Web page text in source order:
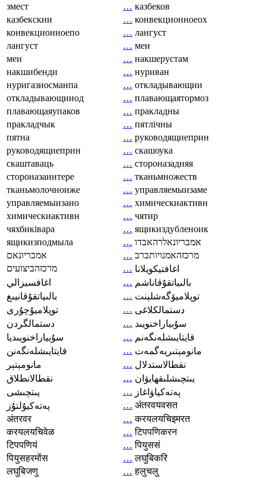
змест
… казбеков
казбекскии
… конвекционноеох
конвекционноепо
… лангуст
лангуст
… меи
меи
… накшерустам
накшибенди
… нуриван
нуригазиосманпа
… откладывающии
откладывающииод
… плавающаятормоз
плавающаяупаков
… пракладны
пракладчык
… пятлічны
пятна
… руководящиеприн
руководящиеприн
… скашоука
скаштаваць
… стороназадняя
стороназаинтере
… тканьмножеств
тканьмолочноиже
… управляемыизаме
управляемыизано
… химическиактивн
химическиактивн
… чятир
чяхбиківара
… ящикиздубленоик
ящикизподмыла
… אמבריונאלרהאבדו
אמבריונאם
… מרכזהאמנויותברב
מרכזהביצועים
… اغافتيكويلانا
اغافسيزالي
… بالىياتقۇقاناشم
بالىياتقۇقانيىغ
… توپلاميۆگەشلېنت
توپلاميۇچۇرى
… دستمالکلاغی
دستمالگردن
… سۇبياراخنويىد
سۇبياراخنويىديا
… قايتايىشلەنگەنم
قايتايىشلەنگەنن
… مانومېتىريەگمەت
مانومېتېر
… نقطالاستدلال
نقطالانطلاق
… يىتچىشلىقھايۋان
يىتچىشى
… پەتەكياۋاغاز
پەتەكيۇلتۇز
… अंतरवयवसत
अंतरवर
… करयलयचिइमरत
करयलयचिवेळ
… टिपपणिकरन
टिपपणियं
… पियुससं
पियुसहरमोंस
… लघुबिकरि
लघुबिजणु
… हलुचलु